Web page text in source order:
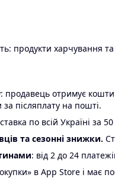
продукти харчування
продавець отримує
післяплату на пошті.
по всій Україні за
та сезонні знижки.
: від 2 до 24
в App Store і має